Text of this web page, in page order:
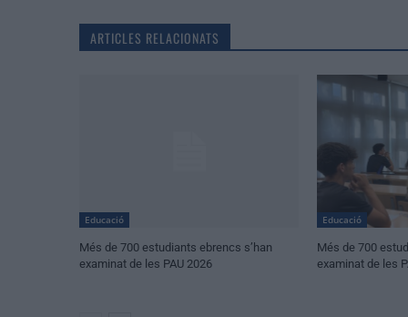
ARTICLES RELACIONATS
Educació
Més de 700 estudiants ebrencs s’han
examinat de les PAU 2026
Educació
Més de 700
examinat de les